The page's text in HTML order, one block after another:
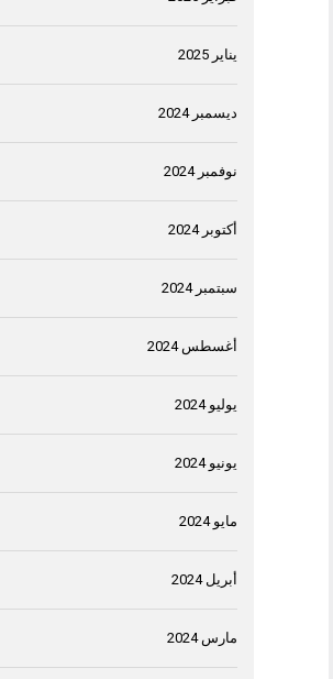
يناير 2025
ديسمبر 2024
نوفمبر 2024
أكتوبر 2024
سبتمبر 2024
أغسطس 2024
يوليو 2024
يونيو 2024
مايو 2024
أبريل 2024
مارس 2024